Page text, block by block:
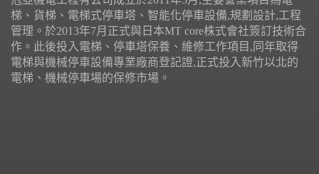
梯、貨梯、電梯式停車塔、智能化停車設備,規劃設計,工程
管理。於2013年7月正式與日本MT core株式會社簽訂技術合
作。此後投入電梯、停車塔保養、維修工作項目,同年取得
電梯與機械停車設備專業廠商登記證,正式投入新竹以北的
電梯、機械停車場的保修市場。